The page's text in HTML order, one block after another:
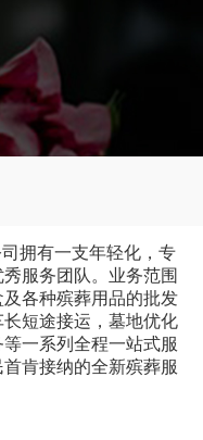
拥有一支年轻化，专
服务团队。业务范围
各种殡葬用品的批发
短途接运，墓地优化
一系列全程一站式服
肯接纳的全新殡葬服